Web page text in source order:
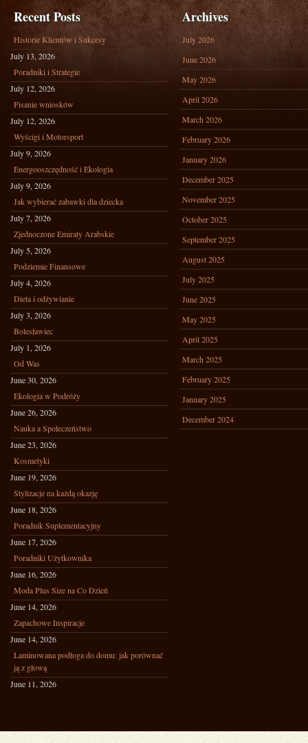
Recent Posts
Historie Klientów i Sukcesy
July 13, 2026
Poradniki i Strategie
July 12, 2026
Pisanie wniosków
July 12, 2026
Wyścigi i Motorsport
July 9, 2026
Energooszczędność i Ekologia
July 9, 2026
Jak wybierać zabawki dla dziecka
July 7, 2026
Zjednoczone Emiraty Arabskie
July 5, 2026
Podziemie Finansowe
July 4, 2026
Dieta i odżywianie
July 3, 2026
Bolesławiec
July 1, 2026
Od Was
June 30, 2026
Ekologia w Podróży
June 26, 2026
Nauka a Społeczeństwo
June 23, 2026
Kosmetyki
June 19, 2026
Stylizacje na każdą okazję
June 18, 2026
Poradnik Suplementacyjny
June 17, 2026
Poradniki Użytkownika
June 16, 2026
Moda Plus Size na Co Dzień
June 14, 2026
Zapachowe Inspiracje
June 14, 2026
Laminowana podłoga do domu: jak porównać
ją z głową
June 11, 2026
Archives
July 2026
June 2026
May 2026
April 2026
March 2026
February 2026
January 2026
December 2025
November 2025
October 2025
September 2025
August 2025
July 2025
June 2025
May 2025
April 2025
March 2025
February 2025
January 2025
December 2024